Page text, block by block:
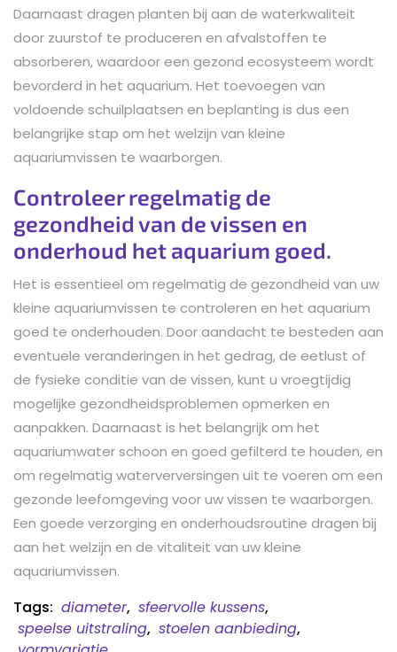
Daarnaast dragen planten bij aan de waterkwaliteit
door zuurstof te produceren en afvalstoffen te
absorberen, waardoor een gezond ecosysteem wordt
bevorderd in het aquarium. Het toevoegen van
voldoende schuilplaatsen en beplanting is dus een
belangrijke stap om het welzijn van kleine
aquariumvissen te waarborgen.
Controleer regelmatig de
gezondheid van de vissen en
onderhoud het aquarium goed.
Het is essentieel om regelmatig de gezondheid van uw
kleine aquariumvissen te controleren en het aquarium
goed te onderhouden. Door aandacht te besteden aan
eventuele veranderingen in het gedrag, de eetlust of
de fysieke conditie van de vissen, kunt u vroegtijdig
mogelijke gezondheidsproblemen opmerken en
aanpakken. Daarnaast is het belangrijk om het
aquariumwater schoon en goed gefilterd te houden, en
om regelmatig waterverversingen uit te voeren om een
gezonde leefomgeving voor uw vissen te waarborgen.
Een goede verzorging en onderhoudsroutine dragen bij
aan het welzijn en de vitaliteit van uw kleine
aquariumvissen.
Tags: diameter, sfeervolle kussens,
speelse uitstraling, stoelen aanbieding,